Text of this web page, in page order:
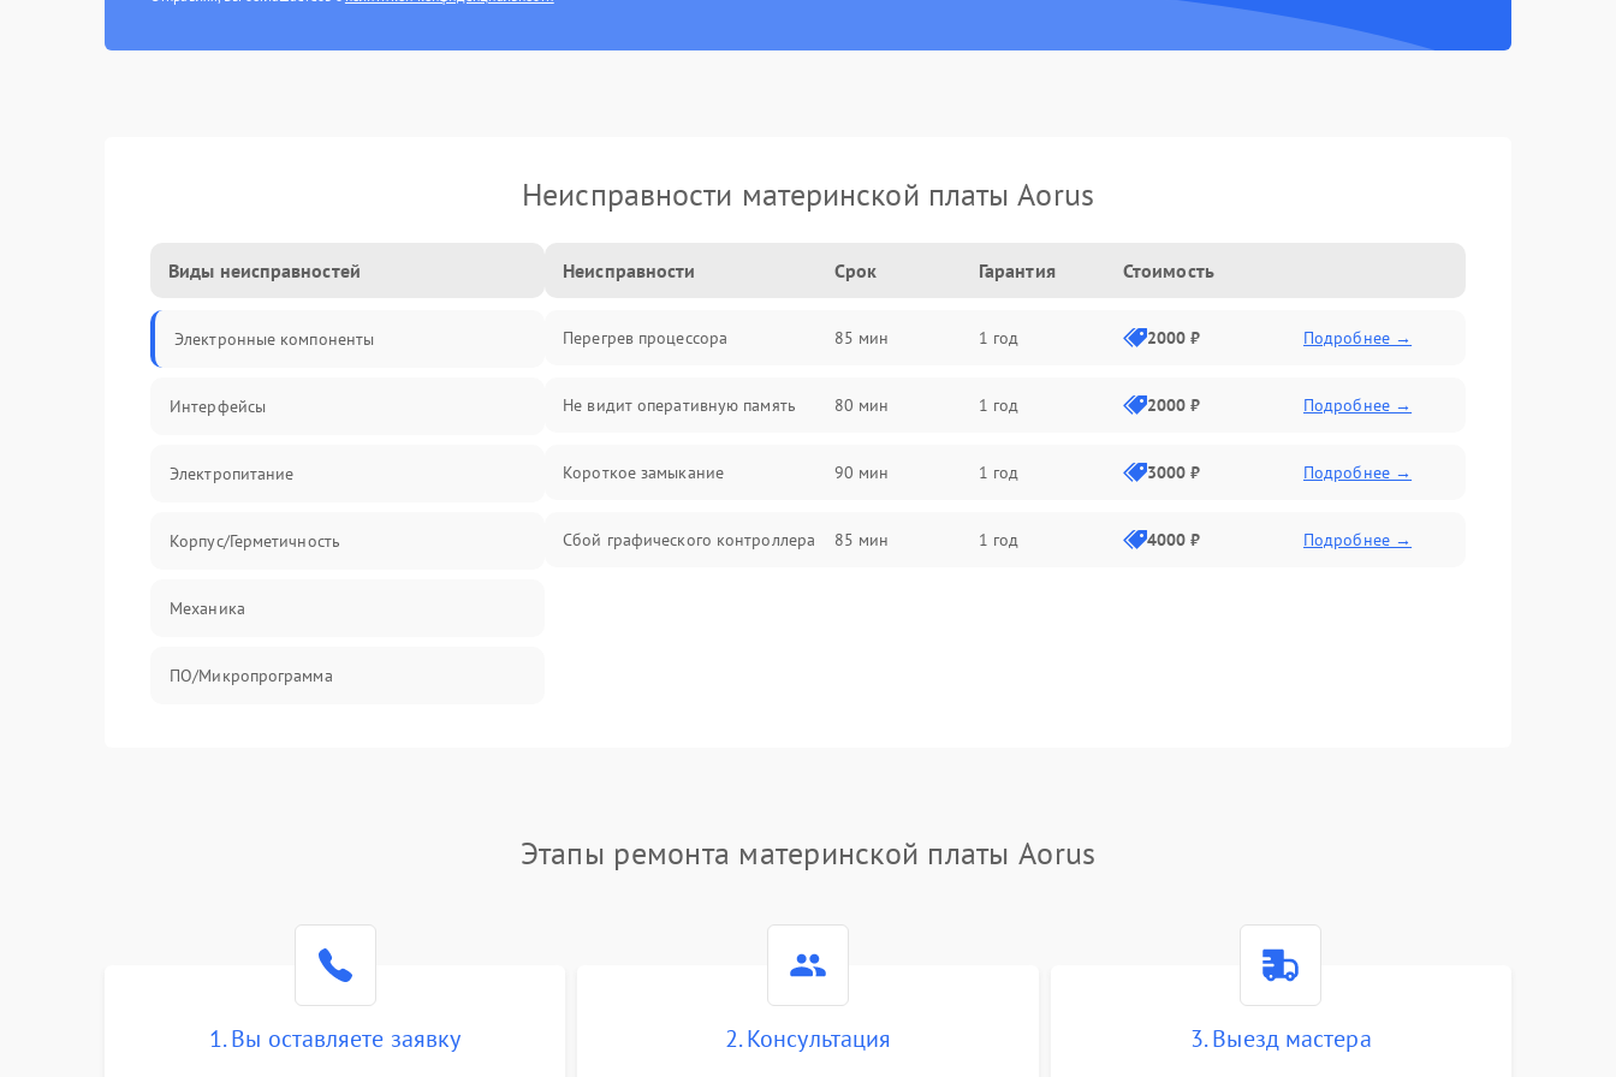
Неисправности материнской платы Aorus
Виды неисправностей
Электронные компоненты
Интерфейсы
Электропитание
Корпус/Герметичность
Механика
ПО/Микропрограмма
Неисправности Срок Гарантия Стоимость
Перегрев процессора 85 мин 1 год 2000 ₽ Подробнее →
Не видит оперативную память 80 мин 1 год 2000 ₽ Подробнее →
Короткое замыкание 90 мин 1 год 3000 ₽ Подробнее →
Сбой графического контроллера 85 мин 1 год 4000 ₽ Подробнее →
Этапы ремонта материнской платы Aorus
1. Вы оставляете заявку 2. Консультация 3. Выезд мастера